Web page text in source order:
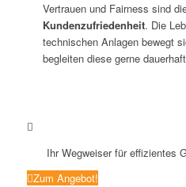
Vertrauen und Fairness sind
Kundenzufriedenheit. Die
technischen Anlagen bewegt
begleiten diese gerne
Ihr Wegweiser für effizientes
Zum Angebot!